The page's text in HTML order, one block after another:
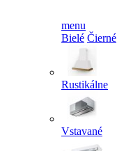
menu
Bielé Čierné
Rustikálne
Vstavané